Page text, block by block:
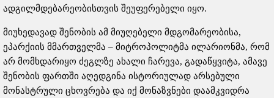
ადგილმდებარეობისთვის შეუფერებელი იყო.
მიუხედავად შენობის ამ მიუღებელი მდგომარეობისა,
ეპარქიის მმართველმა – მიტროპოლიტმა ილარიონმა, რომ
არ მომხდარიყო ძეგლზე ახალი ჩარევა, გადაწყვიტა, ამავე
შენობის ფართში აღედგინა ისტორიულად არსებული
მონასტრული ცხოვრება და იქ მონაზვნები დაამკვიდრა